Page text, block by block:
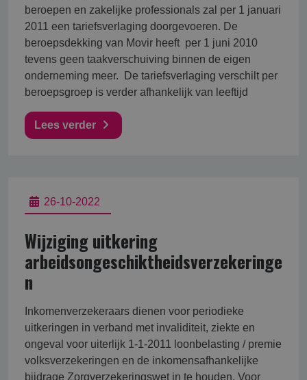
beroepen en zakelijke professionals zal per 1 januari
2011 een tariefsverlaging doorgevoeren. De
beroepsdekking van Movir heeft per 1 juni 2010
tevens geen taakverschuiving binnen de eigen
onderneming meer. De tariefsverlaging verschilt per
beroepsgroep is verder afhankelijk van leeftijd
Lees verder
26-10-2022
Wijziging uitkering
arbeidsongeschiktheidsverzekeringe
n
Inkomenverzekeraars dienen voor periodieke
uitkeringen in verband met invaliditeit, ziekte en
ongeval voor uiterlijk 1-1-2011 loonbelasting / premie
volksverzekeringen en de inkomensafhankelijke
bijdrage Zorgverzekeringswet in te houden. Voor